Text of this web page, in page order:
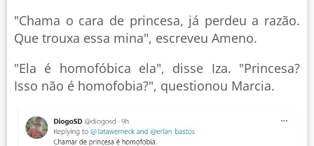
"Chama o cara de princesa, já perdeu a razão.
Que trouxa essa mina", escreveu Ameno.
"Ela é homofóbica ela", disse Iza. "Princesa?
Isso não é homofobia?", questionou Marcia.